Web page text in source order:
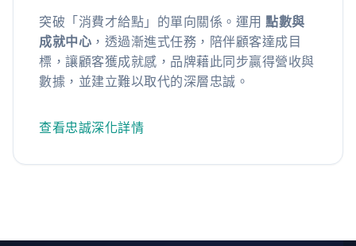
突破「消費才給點」的單向關係。運用 點數與
成就中心 ，透過漸進式任務，陪伴顧客達成目
標，讓顧客獲成就感，品牌藉此同步贏得營收與
數據，並建立難以取代的深層忠誠。
查看忠誠深化詳情